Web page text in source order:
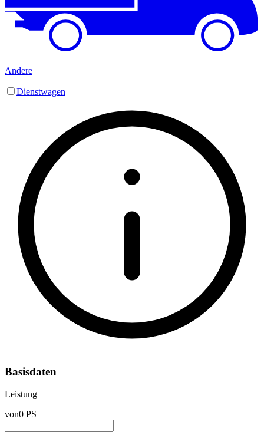
Andere
Dienstwagen
Basisdaten
Leistung
von0 PS